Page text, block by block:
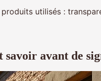
utilisés :
savoir avant de